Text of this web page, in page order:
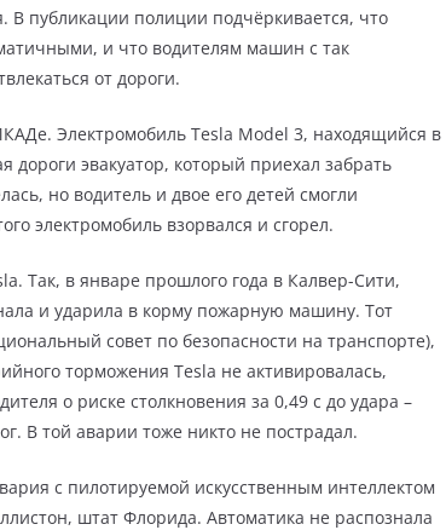
В публикации полиции подчёркивается, что
и что водителям машин с так
от дороги.
Электромобиль Tesla Model 3, находящийся в
дороги эвакуатор, который приехал забрать
но водитель и двое его детей смогли
электромобиль взорвался и сгорел.
Так, в январе прошлого года в Калвер-Сити,
и ударила в корму пожарную машину. Тот
совет по безопасности на транспорте),
торможения Tesla не активировалась,
о риске столкновения за 0,49 с до удара –
В той аварии тоже никто не пострадал.
с пилотируемой искусственным интеллектом
штат Флорида. Автоматика не распознала